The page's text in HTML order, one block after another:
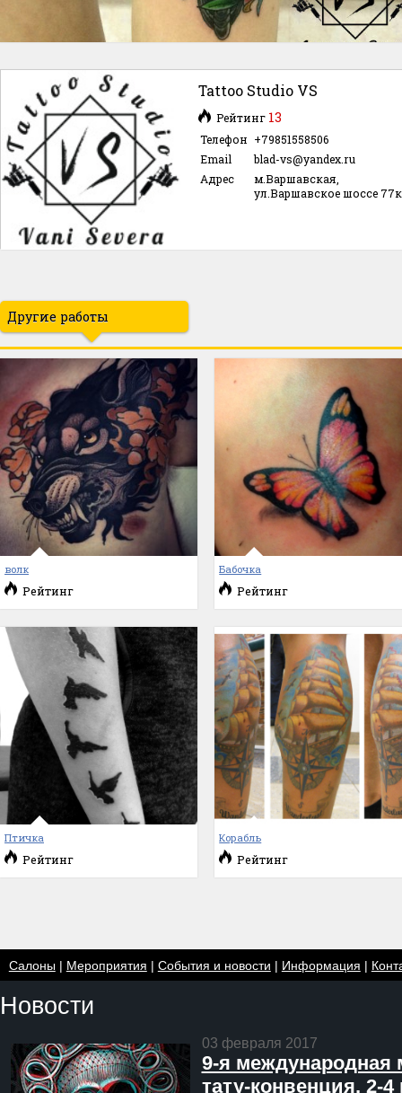
Tattoo Studio VS
Рейтинг 13
Телефон +79851558506
Email
blad-vs@yandex.ru
Адрес
м.Варшавская,
ул.Варшавское шоссе
Другие работы
волк
Рейтинг
Бабочка
Рейтинг
Птичка
Рейтинг
Корабль
Рейтинг
Салоны| Мероприятия | События и новости | Информация |
Новости
03 февраля 2017
9-я международная
тату-конвенция, 2-